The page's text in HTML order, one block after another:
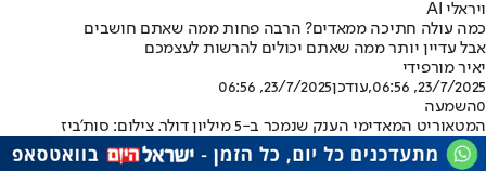
ויראלי AI
כמה עולה חתיכה ממאדים? הרבה פחות ממה שאתם חושבים
אבל עדיין יותר ממה שאתם יכולים להרשות לעצמכם
יאיר מורפידי
23/7/2025, 06:56
,עודכן23/7/2025, 06:56
0השמעה
המטאוריט המאדימי הענק שנמכר ב-5 מיליון דולר. צילום: סות'ביז